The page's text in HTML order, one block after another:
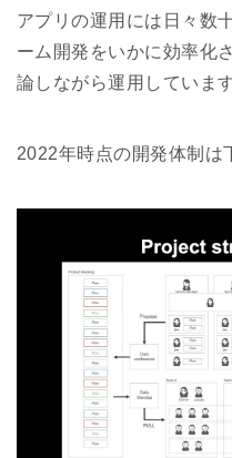
アプリの運用には日々数
ーム開発をいかに効率化
論しながら運用しています
2022年時点の開発体制は